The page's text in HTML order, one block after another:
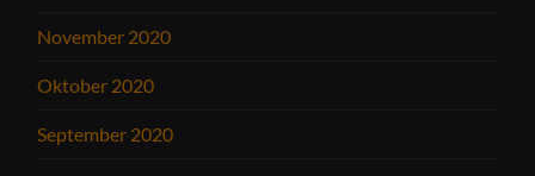
November 2020
Oktober 2020
September 2020